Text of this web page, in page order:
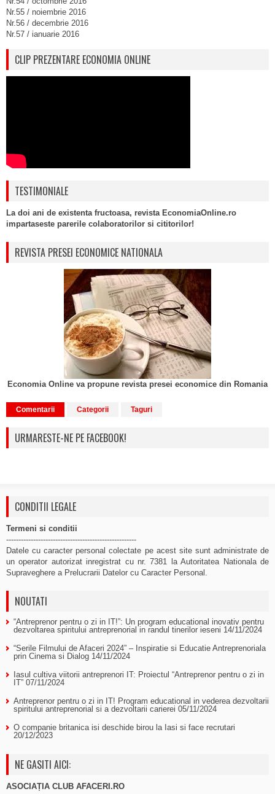
Nr.55 / noiembrie 2016
Nr.56 / decembrie 2016
Nr.57 / ianuarie 2016
CLIP PREZENTARE ECONOMIA ONLINE
TESTIMONIALE
La doi ani de existenta fructoasa, revista EconomiaOnline.ro
impartaseste parerile colaboratorilor si cititorilor!
REVISTA PRESEI ECONOMICE NATIONALA
Economia Online va propune revista presei economice din Romania
Comentarii Categorii Taguri
URMARESTE-NE PE FACEBOOK!
CONDITII LEGALE
Termeni si conditii
-----------------------------------------------------
Datele cu caracter personal colectate pe acest site sunt administrate de
un operator autorizat inregistrat cu nr. 7381 la Autoritatea Nationala de
Supraveghere a Prelucrarii Datelor cu Caracter Personal.
NOUTATI
“Antreprenor pentru o zi in IT!”: Un program educational inovativ pentru
dezvoltarea spiritului antreprenorial in randul tinerilor ieseni 14/11/2024
“Serile Filmului de Afaceri 2024” – Inspiratie si Educatie Antreprenoriala
prin Cinema si Dialog 14/11/2024
Iasul cultiva viitorii antreprenori IT: Proiectul “Antreprenor pentru o zi in
IT” 07/11/2024
Antreprenor pentru o zi in IT! Program educational in vederea dezvoltarii
spiritului antreprenorial si a dezvoltarii carierei 05/11/2024
O companie britanica isi deschide birou la Iasi si face recrutari
20/12/2023
NE GASITI AICI:
ASOCIAȚIA CLUB AFACERI.RO